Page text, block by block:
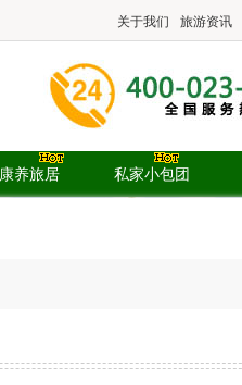
关于我们 旅游资讯
康养旅居 私家小包团